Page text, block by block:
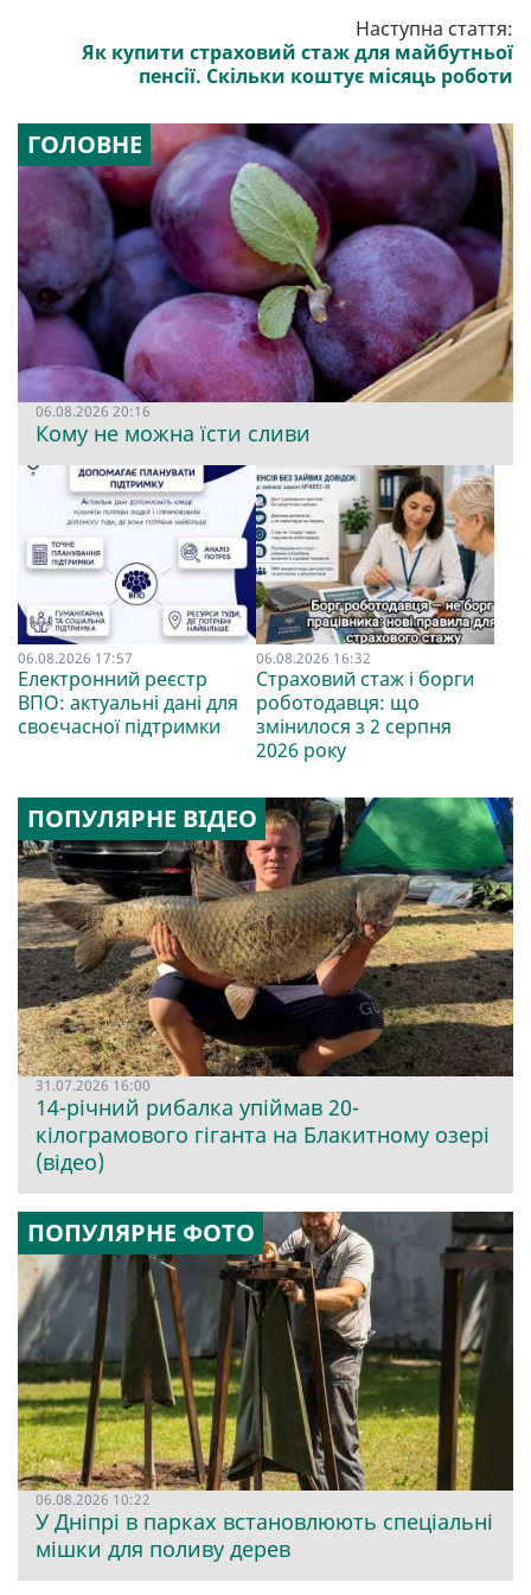
Наступна стаття:
Як купити страховий стаж для майбутньої
пенсії. Скільки коштує місяць роботи
ГОЛОВНЕ
06.08.2026 20:16
Кому не можна їсти сливи
06.08.2026 17:57
Електронний реєстр
ВПО: актуальні дані для
своєчасної підтримки
06.08.2026 16:32
Страховий стаж і борги
роботодавця: що
змінилося з 2 серпня
2026 року
ПОПУЛЯРНЕ ВІДЕО
31.07.2026 16:00
14-річний рибалка упіймав 20-
кілограмового гіганта на Блакитному озері
(відео)
ПОПУЛЯРНЕ ФОТО
06.08.2026 10:22
У Дніпрі в парках встановлюють спеціальні
мішки для поливу дерев